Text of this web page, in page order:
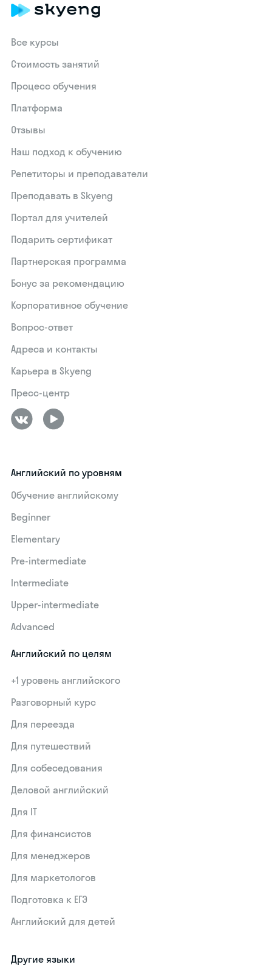
Все курсы
Стоимость занятий
Процесс обучения
Платформа
Отзывы
Наш подход к обучению
Репетиторы и преподаватели
Преподавать в Skyeng
Портал для учителей
Подарить сертификат
Партнерская программа
Бонус за рекомендацию
Корпоративное обучение
Вопрос-ответ
Адреса и контакты
Карьера в Skyeng
Пресс-центр
Английский по уровням
Обучение английскому
Beginner
Elementary
Pre-intermediate
Intermediate
Upper-intermediate
Advanced
Английский по целям
+1 уровень английского
Разговорный курс
Для переезда
Для путешествий
Для собеседования
Деловой английский
Для IT
Для финансистов
Для менеджеров
Для маркетологов
Подготовка к ЕГЭ
Английский для детей
Другие языки